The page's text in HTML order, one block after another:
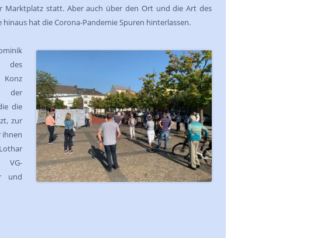
Marktplatz statt. Aber auch über den Ort und die Art des
hat die Corona-Pandemie Spuren hinterlassen.
des
Konz
der
die
zur
ihnen
VG-
und